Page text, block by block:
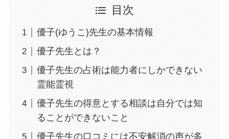
目次
優子(ゆうこ)先生の基本情報
優子先生とは？
優子先生の占術は能力者にしかできない
霊能霊視
優子先生の得意とする相談は自分では知
ることができないこと
優子先生の口コミには不安解消の声が多